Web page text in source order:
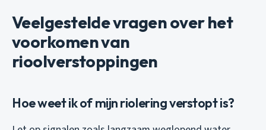
Veelgestelde vragen over het
voorkomen van
rioolverstoppingen
Hoe weet ik of mijn riolering verstopt is?